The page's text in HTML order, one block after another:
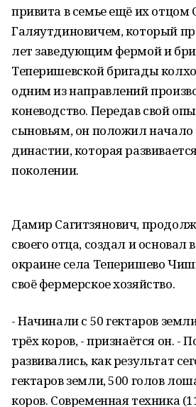
привита в семье ещё их отцом
Галяутдиновичем, который
лет заведующим фермой и
Теперишевской бригады
одним из направлений
коневодство. Передав свой
сыновьям, он положил начало
династии, которая
поколении.
Дамир Сагитзянович,
своего отца, создал и основал
окраине села Теперишево
своё фермерское хозяйство.
- Начинали с 50 гектаров
трёх коров, - признаётся он. -
развивались, как результат
гектаров земли, 500 голов
коров. Современная техника